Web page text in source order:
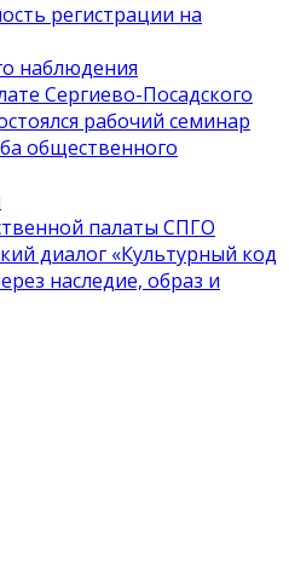
регистрации на
наблюдения
Сергиево-Посадского
рабочий семинар
общественного
палаты СПГО
диалог «Культурный код
наследие, образ и